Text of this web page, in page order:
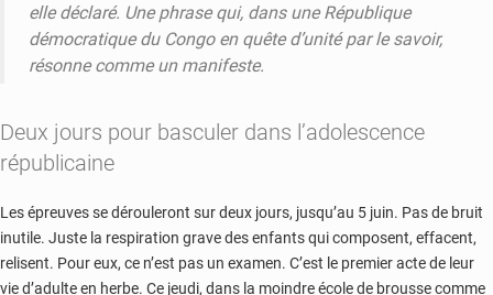
elle déclaré. Une phrase qui, dans une République
démocratique du Congo en quête d’unité par le savoir,
résonne comme un manifeste.
Deux jours pour basculer dans l’adolescence
républicaine
Les épreuves se dérouleront sur deux jours, jusqu’au 5 juin. Pas de bruit
inutile. Juste la respiration grave des enfants qui composent, effacent,
relisent. Pour eux, ce n’est pas un examen. C’est le premier acte de leur
vie d’adulte en herbe. Ce jeudi, dans la moindre école de brousse comme